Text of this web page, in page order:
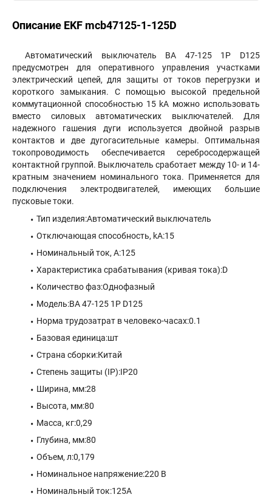
Описание EKF mcb47125-1-125D
Автоматический выключатель ВА 47-125 1P D125
предусмотрен для оперативного управления участками
электрический цепей, для защиты от токов перегрузки и
короткого замыкания. С помощью высокой предельной
коммутационной способностью 15 kA можно использовать
вместо силовых автоматических выключателей. Для
надежного гашения дуги используется двойной разрыв
контактов и две дугогасительные камеры. Оптимальная
токопроводимость обеспечивается серебросодержащей
контактной группой. Выключатель сработает между 10- и 14-
кратным значением номинального тока. Применяется для
подключения электродвигателей, имеющих большие
пусковые токи.
Тип изделия:Автоматический выключатель
Отключающая способность, kA:15
Номинальный ток, А:125
Характеристика срабатывания (кривая тока):D
Количество фаз:Однофазный
Модель:ВА 47-125 1P D125
Норма трудозатрат в человеко-часах:0.1
Базовая единица:шт
Страна сборки:Китай
Степень защиты (IP):IP20
Ширина, мм:28
Высота, мм:80
Масса, кг:0,29
Глубина, мм:80
Объем, л:0,179
Номинальное напряжение:220 В
Номинальный ток:125A